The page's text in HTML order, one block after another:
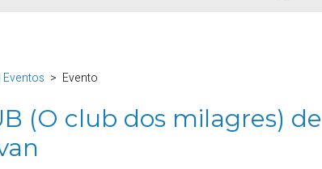
Eventos Evento
(O club dos milagres) de